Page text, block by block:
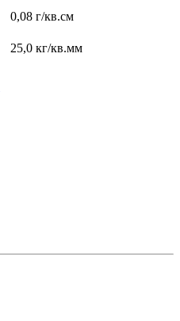
0,08 г/кв.см
25,0 кг/кв.мм